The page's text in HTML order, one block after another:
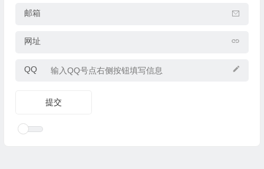
邮箱
网址
QQ